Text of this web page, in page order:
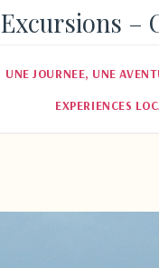
Excursions –
UNE JOURNEE, UNE
EXPERIENCES